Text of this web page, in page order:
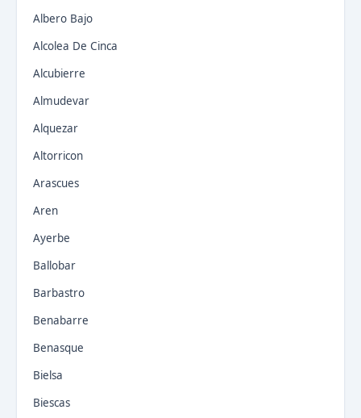
Albero Bajo
Alcolea De Cinca
Alcubierre
Almudevar
Alquezar
Altorricon
Arascues
Aren
Ayerbe
Ballobar
Barbastro
Benabarre
Benasque
Bielsa
Biescas